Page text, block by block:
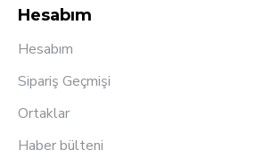
Hesabım
Hesabım
Sipariş Geçmişi
Ortaklar
Haber bülteni